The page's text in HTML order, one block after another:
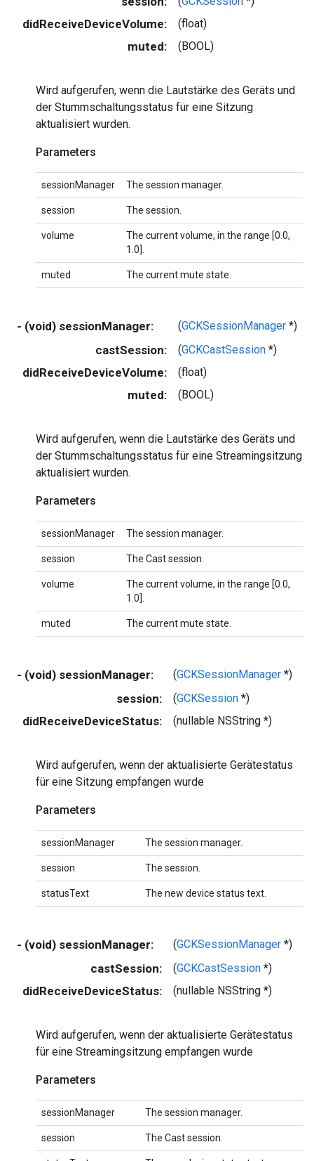
didReceiveDeviceVolume: (float)
muted: (BOOL)
Wird aufgerufen, wenn die Lautstärke des Geräts und
der Stummschaltungsstatus für eine Sitzung
aktualisiert wurden.
Parameters
sessionManager The session manager.
session The session.
volume
The current volume, in the range [0.0,
1.0].
muted The current mute state.
- (void) sessionManager: (GCKSessionManager *)
castSession: (GCKCastSession *)
didReceiveDeviceVolume: (float)
muted: (BOOL)
Wird aufgerufen, wenn die Lautstärke des Geräts und
der Stummschaltungsstatus für eine Streamingsitzung
aktualisiert wurden.
Parameters
sessionManager The session manager.
session The Cast session.
volume
The current volume, in the range [0.0,
1.0].
muted The current mute state.
- (void) sessionManager: (GCKSessionManager *)
session: (GCKSession *)
didReceiveDeviceStatus: (nullable NSString *)
Wird aufgerufen, wenn der aktualisierte Gerätestatus
für eine Sitzung empfangen wurde
Parameters
sessionManager The session manager.
session The session.
statusText The new device status text.
- (void) sessionManager: (GCKSessionManager *)
castSession: (GCKCastSession *)
didReceiveDeviceStatus: (nullable NSString *)
Wird aufgerufen, wenn der aktualisierte Gerätestatus
für eine Streamingsitzung empfangen wurde
Parameters
sessionManager The session manager.
session The Cast session.